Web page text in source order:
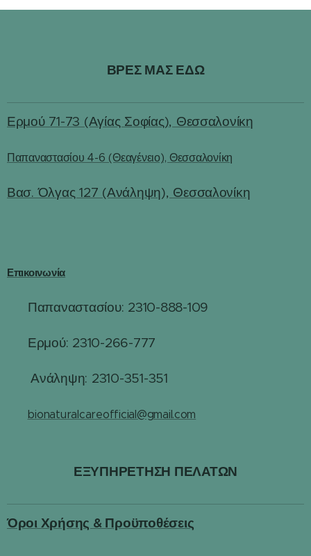
ΒΡΕΣ ΜΑΣ ΕΔΩ
Ερμού 71-73 (Αγίας Σοφίας), Θεσσαλονίκη
Παπαναστασίου 4-6 (Θεαγένειο), Θεσσαλονίκη
Βασ. Όλγας 127 (Ανάληψη), Θεσσαλονίκη
Επικοινωνία
Παπαναστασίου: 2310-888-109
Ερμού: 2310-266-777
Ανάληψη: 2310-351-351
bionaturalcareofficial@gmail.com
ΕΞΥΠΗΡΕΤΗΣΗ ΠΕΛΑΤΩΝ
Όροι Χρήσης & Προϋποθέσεις